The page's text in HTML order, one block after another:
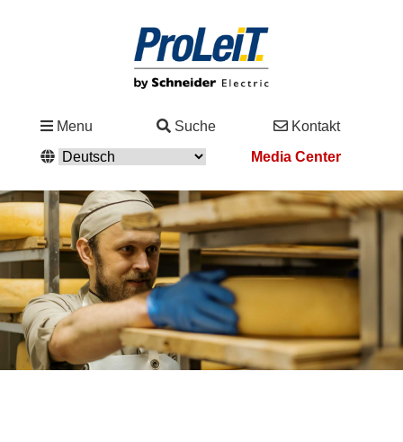
Menu Suche
Kontakt
Media Center
Lösungen
Service
Support
Academy
Kontakt